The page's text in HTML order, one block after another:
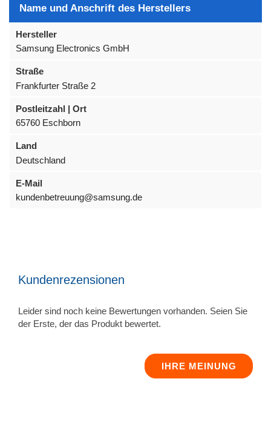
Name und Anschrift des Herstellers
Hersteller
Samsung Electronics GmbH
Straße
Frankfurter Straße 2
Postleitzahl | Ort
65760 Eschborn
Land
Deutschland
E-Mail
kundenbetreuung@samsung.de
Kundenrezensionen
Leider sind noch keine Bewertungen vorhanden. Seien Sie
der Erste, der das Produkt bewertet.
IHRE MEINUNG